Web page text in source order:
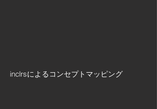
inclrsによるコンセプトマッピング